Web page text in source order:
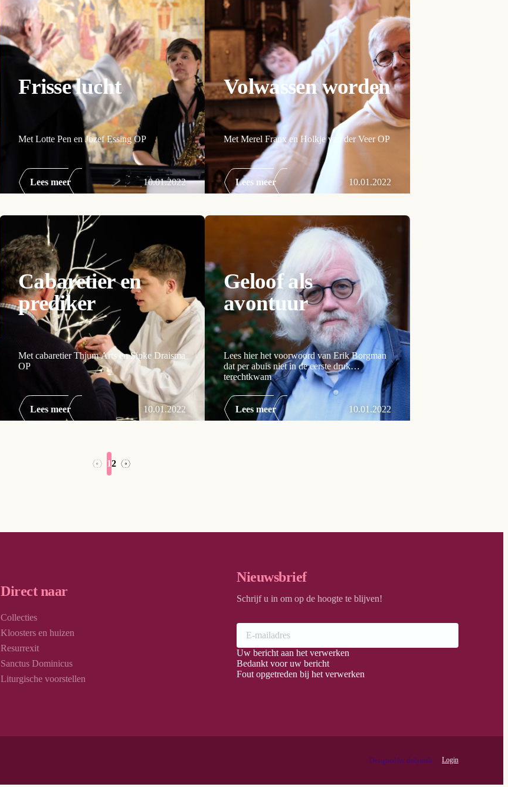
Frisse lucht
Met Lotte Pen en Jozef Essing OP
Lees meer 10.01.2022
Volwassen worden
Met Merel Franx en Holkje van der Veer OP
Lees meer 10.01.2022
Cabaretier en
prediker
Met cabaretier Thjum Arts en Sipke Draisma
OP
Lees meer 10.01.2022
Geloof als
avontuur
Lees hier het voorwoord van Erik Borgman
dat per abuis niet in de eerste druk
terechtkwam
Lees meer 10.01.2022
← 12 →
Direct naar
Collecties
Kloosters en huizen
Resurrexit
Sanctus Dominicus
Liturgische voorstellen
Nieuwsbrief
Schrijf u in om op de hoogte te blijven!
Uw bericht aan het verwerken
Bedankt voor uw bericht
Fout opgetreden bij het verwerken
Designed by dailymilk Login